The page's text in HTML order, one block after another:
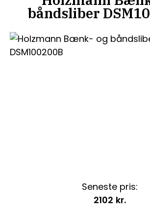
båndsliber
Seneste pris:
2102 kr.